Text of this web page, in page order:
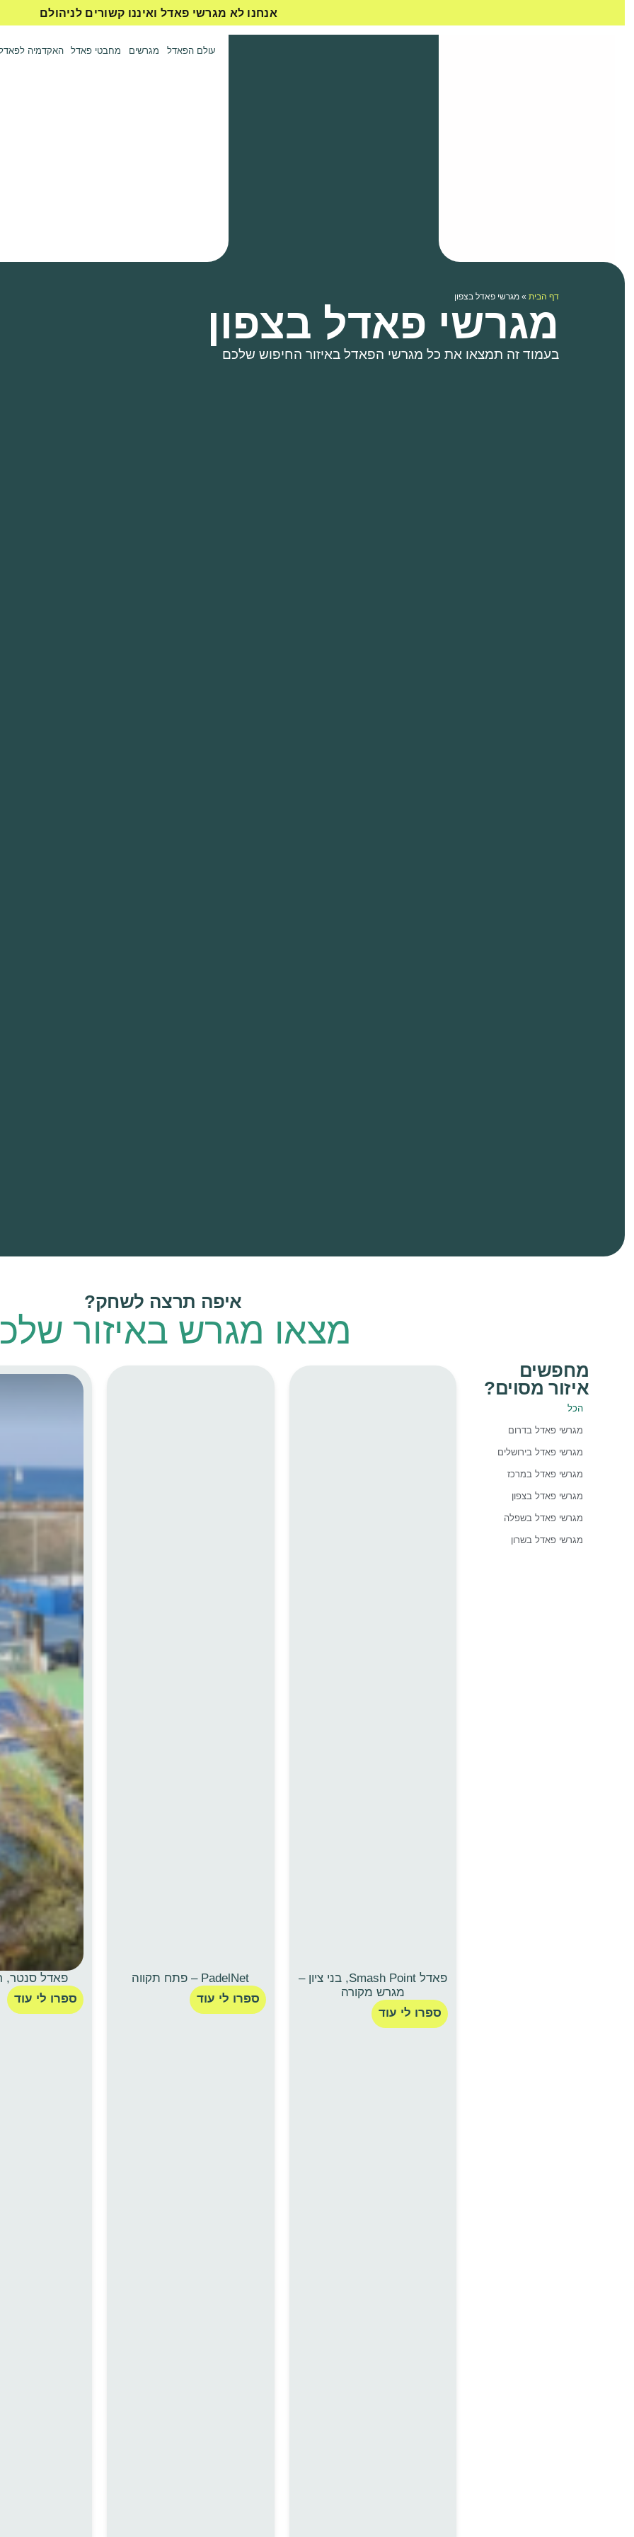
אנחנו לא מגרשי פאדל ואיננו קשורים לניהולם
עולם הפאדל מגרשים מחבטי פאדל האקדמיה
דף הבית» מגרשי פאדל בצפון
מגרשי פאדל בצפון
בעמוד זה תמצאו את כל מגרשי הפאדל באיזור החיפוש שלכם
איפה תרצה לשחק?
מצאו מגרש באיזור
מחפשים
איזור מסוים?
מגרשי פאדל בדרום
מגרשי פאדל בירושלים
מגרשי פאדל במרכז
מגרשי פאדל בצפון
מגרשי פאדל בשפלה
מגרשי פאדל בשרון
הכל
פאדל Smash Point, בני ציון –
מגרש מקורה
ספרו לי עוד
PadelNet – פתח תקווה
ספרו לי עוד
פאדל סנטר,
ספרו לי עוד